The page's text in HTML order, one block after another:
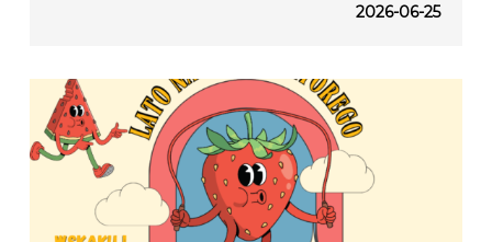
2026-06-25